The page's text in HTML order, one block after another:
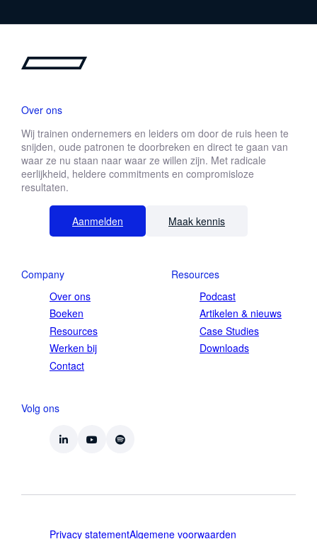
Over ons
Wij trainen ondernemers en leiders om door de ruis heen te
snijden, oude patronen te doorbreken en direct te gaan van
waar ze nu staan naar waar ze willen zijn. Met radicale
eerlijkheid, heldere commitments en compromisloze
resultaten.
Aanmelden Maak kennis
Company
Over ons
Boeken
Resources
Werken bij
Contact
Resources
Podcast
Artikelen & nieuws
Case Studies
Downloads
Volg ons
Privacy statementAlgemene voorwaarden